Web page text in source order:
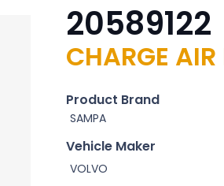
20589122
CHARGE AIR
Product Brand
SAMPA
Vehicle Maker
VOLVO